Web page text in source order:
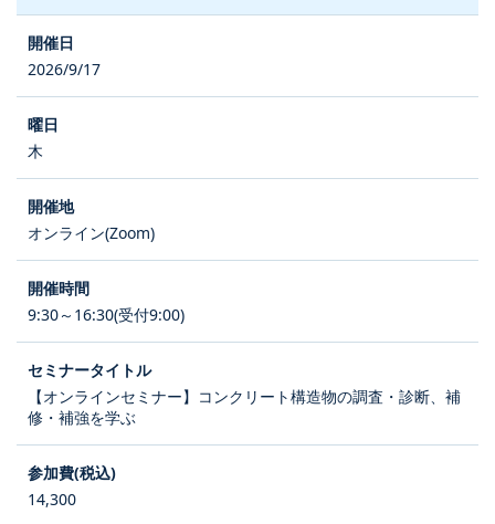
2026/9/17
木
オンライン(Zoom)
9:30～16:30(受付9:00)
【オンラインセミナー】コンクリート構造物の調査・診断、補
修・補強を学ぶ
14,300